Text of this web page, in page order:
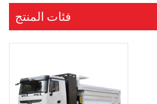
فئات المنتج